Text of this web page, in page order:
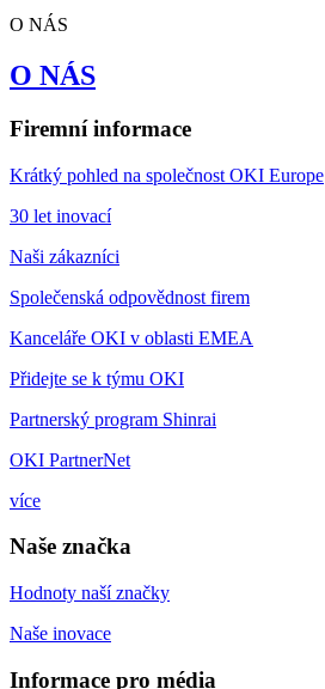
O NÁS
O NÁS
Firemní informace
Krátký pohled na společnost OKI Europe
30 let inovací
Naši zákazníci
Společenská odpovědnost firem
Kanceláře OKI v oblasti EMEA
Přidejte se k týmu OKI
Partnerský program Shinrai
OKI PartnerNet
více
Naše značka
Hodnoty naší značky
Naše inovace
Informace pro média